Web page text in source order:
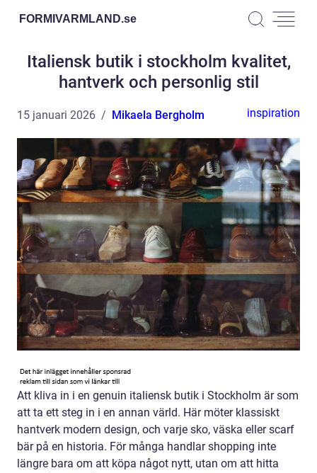
FORMIVARMLAND.se
Italiensk butik i stockholm kvalitet,
hantverk och personlig stil
15 januari 2026 Mikaela Bergholm inspiration
Att kliva in i en genuin italiensk butik i Stockholm är som
att ta ett steg in i en annan värld. Här möter klassiskt
hantverk modern design, och varje sko, väska eller scarf
bär på en historia. För många handlar shopping inte
längre bara om att köpa något nytt, utan om att hitta